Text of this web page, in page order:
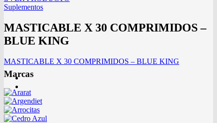
Suplementos
MASTICABLE X 30 COMPRIMIDOS –
BLUE KING
MASTICABLE X 30 COMPRIMIDOS – BLUE KING
Marcas